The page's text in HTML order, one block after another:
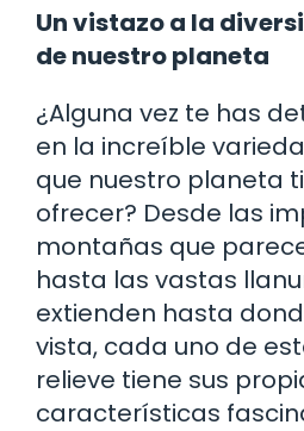
Un vistazo a la
de nuestro planeta
¿Alguna vez te has
en la increíble
que nuestro planeta
ofrecer? Desde las
montañas que
hasta las vastas
extienden hasta
vista, cada uno de
relieve tiene sus
características